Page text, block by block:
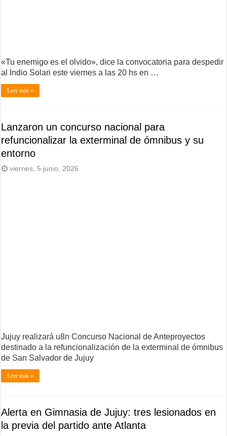
«Tu enemigo es el olvido», dice la convocatoria para despedir
al Indio Solari este viernes a las 20 hs en …
Leer más »
Lanzaron un concurso nacional para
refuncionalizar la exterminal de ómnibus y su
entorno
viernes, 5 junio, 2026
Jujuy realizará u8n Concurso Nacional de Anteproyectos
destinado a la refuncionalización de la exterminal de ómnibus
de San Salvador de Jujuy
Leer más »
Alerta en Gimnasia de Jujuy: tres lesionados en
la previa del partido ante Atlanta